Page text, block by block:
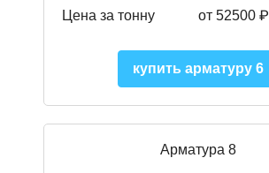
Цена за тонну от 52500 ₽
купить арматуру 6
Арматура 8